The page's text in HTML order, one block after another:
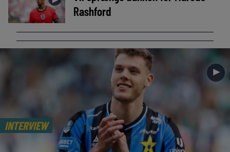
Rashford
INTERVIEW
►